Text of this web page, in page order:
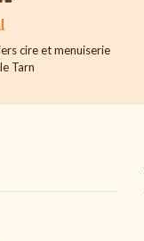
cire et menuiserie
Tarn